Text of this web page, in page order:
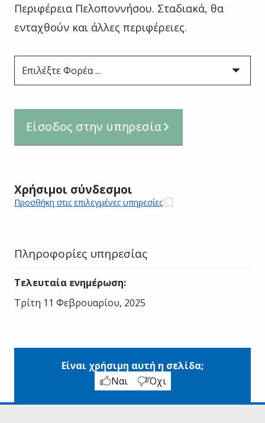
Περιφέρεια Πελοποννήσου. Σταδιακά, θα
ενταχθούν και άλλες περιφέρειες.
Επιλέξτε Φορέα ...
Είσοδος στην υπηρεσία
Χρήσιμοι σύνδεσμοι
Προσθήκη στις επιλεγμένες υπηρεσίες
Πληροφορίες υπηρεσίας
Τελευταία ενημέρωση:
Τρίτη 11 Φεβρουαρίου, 2025
Είναι χρήσιμη αυτή η σελίδα;
Ναι
Όχι